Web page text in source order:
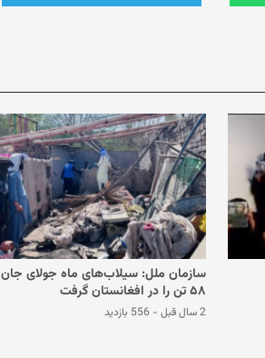
سازمان ملل: سیلاب‌های ماه جولای جان
۵۸ تن را در افغانستان گرفت
2 سال قبل - 556 بازدید